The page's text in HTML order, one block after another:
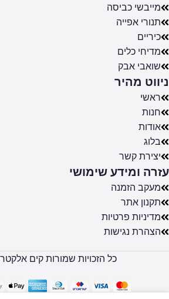
מייבשי כביסה
תנורי אפייה
כיריים
מדיחי כלים
שואבי אבק
ניווט מהיר
ראשי
חנות
אודות
בלוג
יצירת קשר
עזרה ומידע שימושי
מעקב הזמנה
תקנון אתר
מדיניות פרטיות
הצהרת נגישות
כל הזכויות שמורות קים אלקטריק
TR90DGC9
תנור